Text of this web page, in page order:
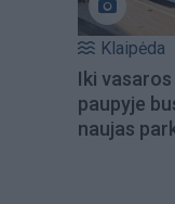
Klaipėda
Iki
paupyje
naujas